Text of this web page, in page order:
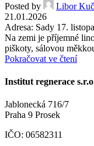
Posted by
Libor
21.01.2026
Adresa: Sady 17.
Na zemi je příjemné
piškoty, sálovou
Pokračovat ve čtení
Institut regnerace
Jablonecká 716/7
Praha 9 Prosek
IČO: 06582311